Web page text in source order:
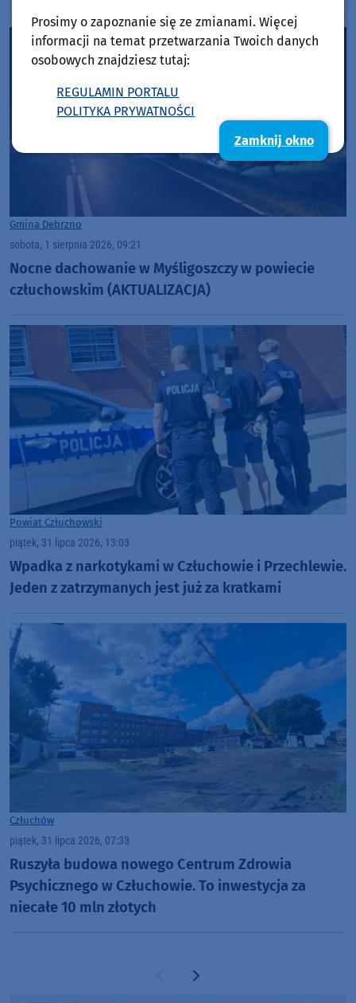
Gmina Debrzno
sobota, 1 sierpnia 2026, 09:21
Nocne dachowanie w Myśligoszczy w powiecie
człuchowskim (AKTUALIZACJA)
Powiat Człuchowski
piątek, 31 lipca 2026, 13:03
Wpadka z narkotykami w Człuchowie i Przechlewie.
Jeden z zatrzymanych jest już za kratkami
Człuchów
piątek, 31 lipca 2026, 07:33
Ruszyła budowa nowego Centrum Zdrowia
Psychicznego w Człuchowie. To inwestycja za
niecałe 10 mln złotych
Poprzednia strona
Następna strona
Prosimy o zapoznanie się ze zmianami. Więcej
informacji na temat przetwarzania Twoich danych
osobowych znajdziesz tutaj:
REGULAMIN PORTALU
POLITYKA PRYWATNOŚCI
Zamknij okno